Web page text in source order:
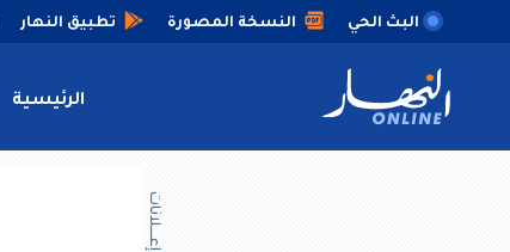
البث الحي النسخة المصورة تطبيق النهار
الرئيسية
إعــــلانات